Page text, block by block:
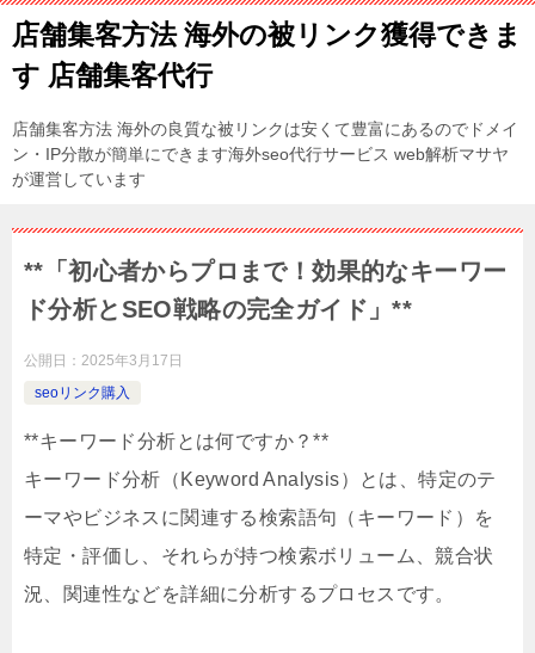
店舗集客方法 海外の被リンク獲得できま
す 店舗集客代行
店舗集客方法 海外の良質な被リンクは安くて豊富にあるのでドメイ
ン・IP分散が簡単にできます海外seo代行サービス web解析マサヤ
が運営しています
**「初心者からプロまで！効果的なキーワー
ド分析とSEO戦略の完全ガイド」**
公開日： 2025年3月17日
seoリンク購入
**キーワード分析とは何ですか？**
キーワード分析（Keyword Analysis）とは、特定のテ
ーマやビジネスに関連する検索語句（キーワード）を
特定・評価し、それらが持つ検索ボリューム、競合状
況、関連性などを詳細に分析するプロセスです。